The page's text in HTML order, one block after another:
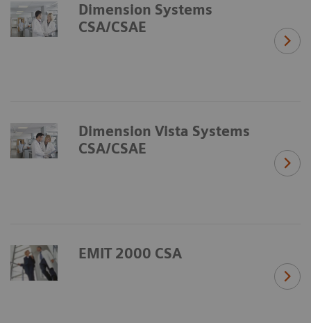
Dimension Systems
CSA/CSAE
Dimension Vista Systems
CSA/CSAE
EMIT 2000 CSA